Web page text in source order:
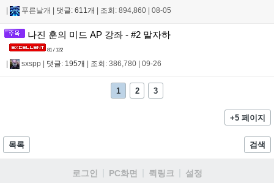
| 푸른날개 | 댓글: 611개 | 조회: 894,860 | 08-05
나진 훈의 미드 AP 강좌 - #2 말자하
81 / 122
sxspp 댓글: 195개 조회: 386,780 09-26
1 2 3
+5 페이지
목록 검색
로그인 PC화면 퀵링크
설정